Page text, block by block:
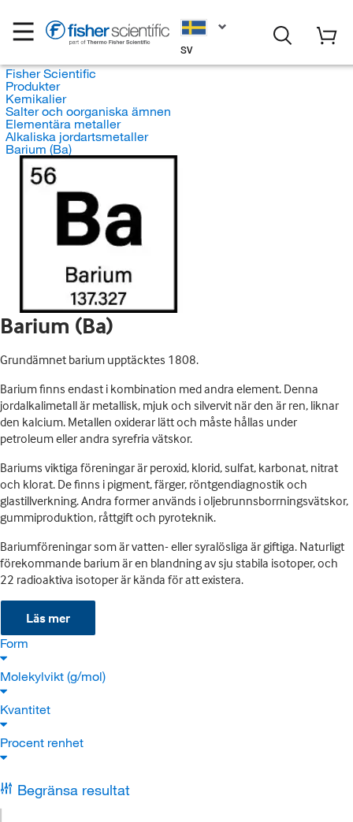
SV
Fisher Scientific
Produkter
Kemikalier
Salter och oorganiska ämnen
Elementära metaller
Alkaliska jordartsmetaller
Barium (Ba)
Barium (Ba)
Grundämnet barium upptäcktes 1808.
Barium finns endast i kombination med andra element. Denna
jordalkalimetall är metallisk, mjuk och silvervit när den är ren, liknar
den kalcium. Metallen oxiderar lätt och måste hållas under
petroleum eller andra syrefria vätskor.
Bariums viktiga föreningar är peroxid, klorid, sulfat, karbonat, nitrat
och klorat. De finns i pigment, färger, röntgendiagnostik och
glastillverkning. Andra former används i oljebrunnsborrningsvätskor,
gummiproduktion, råttgift och pyroteknik.
Bariumföreningar som är vatten- eller syralösliga är giftiga. Naturligt
förekommande barium är en blandning av sju stabila isotoper, och
22 radioaktiva isotoper är kända för att existera.
Läs mer
Form
Molekylvikt (g/mol)
Kvantitet
Procent renhet
Begränsa resultat